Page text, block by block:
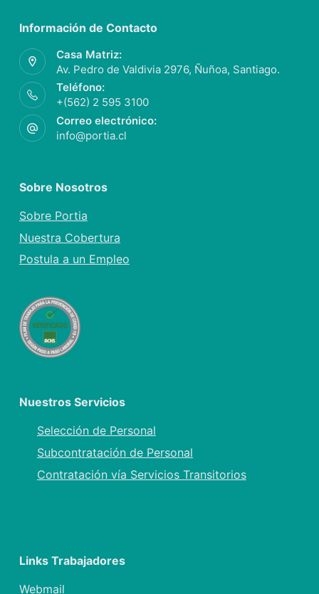
Información de Contacto
Casa Matriz:
Av. Pedro de Valdivia 2976, Ñuñoa, Santiago.
Teléfono:
+(562) 2 595 3100
Correo electrónico:
info@portia.cl
Sobre Nosotros
Sobre Portia
Nuestra Cobertura
Postula a un Empleo
Nuestros Servicios
Selección de Personal
Subcontratación de Personal
Contratación vía Servicios Transitorios
Links Trabajadores
Webmail